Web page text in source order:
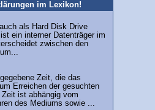
im Lexikon!
als Hard Disk Drive
ein interner Datenträger im
zwischen den
Zeit, die das
Erreichen der gesuchten
ist abhängig vom
des Mediums sowie ...